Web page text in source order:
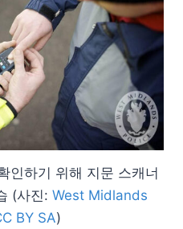
인하기 위해 지문 스캐너
(사진: West Midlands
BY SA)